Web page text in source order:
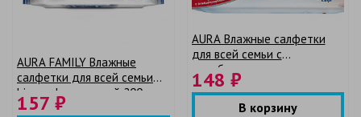
AURA FAMILY Влажные
салфетки для всей семьи
big-pack с крышкой 200шт
157 ₽
AURA Влажные салфетки
для всей семьи с
антибактериальным
эффектом Family 120 шт. с
крышкой
148 ₽
В корзину